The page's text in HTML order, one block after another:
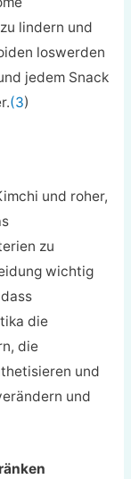
lindern und
loswerden
jedem Snack
(3)
und roher,
zu
wichtig
die
die
und
und